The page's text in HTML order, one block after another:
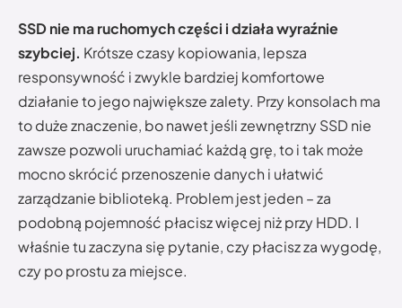
SSD nie ma ruchomych części i działa wyraźnie
szybciej. Krótsze czasy kopiowania, lepsza
responsywność i zwykle bardziej komfortowe
działanie to jego największe zalety. Przy konsolach ma
to duże znaczenie, bo nawet jeśli zewnętrzny SSD nie
zawsze pozwoli uruchamiać każdą grę, to i tak może
mocno skrócić przenoszenie danych i ułatwić
zarządzanie biblioteką. Problem jest jeden – za
podobną pojemność płacisz więcej niż przy HDD. I
właśnie tu zaczyna się pytanie, czy płacisz za wygodę,
czy po prostu za miejsce.